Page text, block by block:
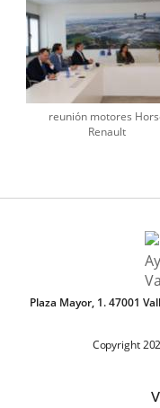
reunión motores
Renault
Plaza Mayor, 1. 47001
Copyright